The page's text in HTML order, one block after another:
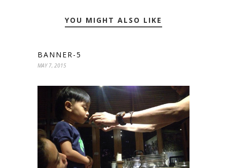
YOU MIGHT ALSO LIKE
BANNER-5
MAY 7, 2015